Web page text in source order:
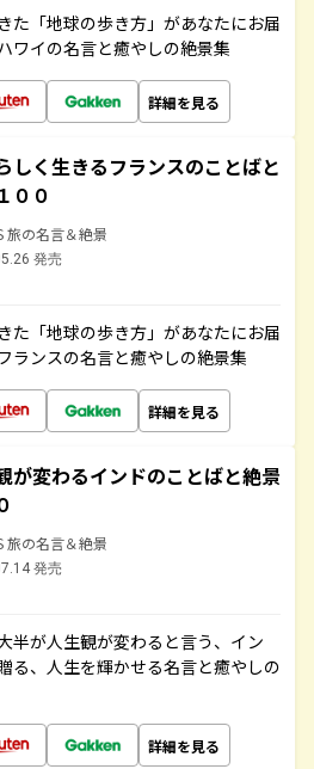
た「地球の歩き方」があなたにお届
ワイの名言と癒やしの絶景集
詳細を見る
しく生きるフランスのことばと
００
旅の名言＆絶景
発売
た「地球の歩き方」があなたにお届
ランスの名言と癒やしの絶景集
詳細を見る
が変わるインドのことばと絶景
旅の名言＆絶景
発売
半が人生観が変わると言う、イン
る、人生を輝かせる名言と癒やしの
詳細を見る